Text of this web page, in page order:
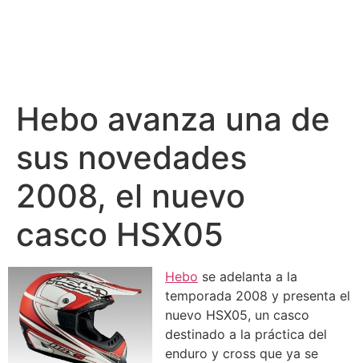
Hebo avanza una de
sus novedades
2008, el nuevo
casco HSX05
Hebo se adelanta a la
temporada 2008 y presenta el
nuevo HSX05, un casco
destinado a la práctica del
enduro y cross que ya se